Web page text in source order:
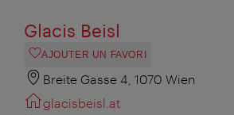
Glacis Beisl
AJOUTER UN FAVORI
Breite Gasse 4, 1070 Wien
glacisbeisl.at